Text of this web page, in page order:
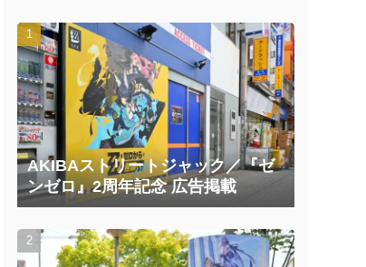
AKIBAストリートジャック／『ゼ
ンゼロ』2周年記念 広告掲載